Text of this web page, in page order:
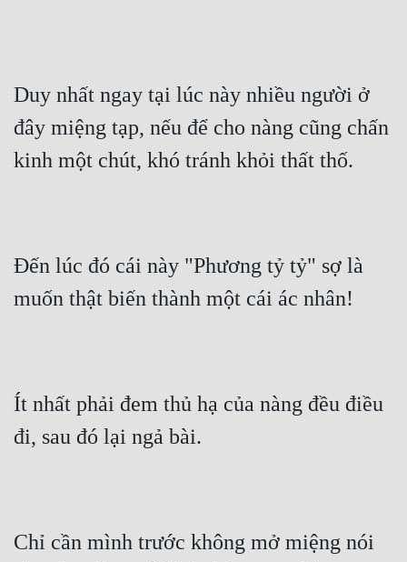
Tính Cách Nhân Vật :
Cơ Trí
Điềm Đạm
Duy nhất ngay tại lúc này nhiều người ở
đây miệng tạp, nếu để cho nàng cũng chấn
kinh một chút, khó tránh khỏi thất thố.
Đến lúc đó cái này "Phương tỷ tỷ" sợ là
muốn thật biến thành một cái ác nhân!
Ít nhất phải đem thủ hạ của nàng đều điều
đi, sau đó lại ngả bài.
Chỉ cần mình trước không mở miệng nói